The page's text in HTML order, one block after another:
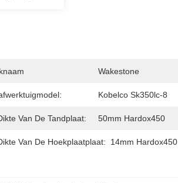
Wakestone
Kobelco Sk350lc-8
Van De Tandplaat: 50mm Hardox450
Van De Hoekplaatplaat: 14mm Hardox450